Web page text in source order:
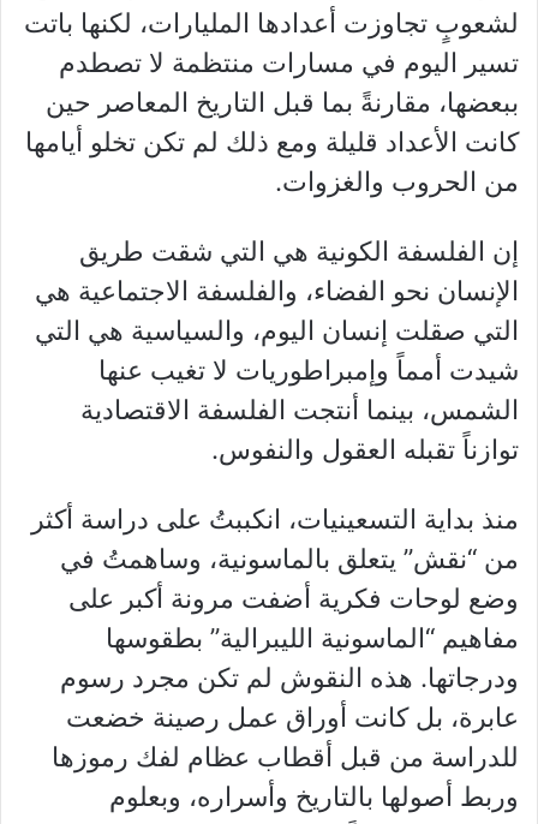
لشعوبٍ تجاوزت أعدادها المليارات، لكنها باتت
تسير اليوم في مسارات منتظمة لا تصطدم
ببعضها، مقارنةً بما قبل التاريخ المعاصر حين
كانت الأعداد قليلة ومع ذلك لم تكن تخلو أيامها
من الحروب والغزوات.
إن الفلسفة الكونية هي التي شقت طريق
الإنسان نحو الفضاء، والفلسفة الاجتماعية هي
التي صقلت إنسان اليوم، والسياسية هي التي
شيدت أمماً وإمبراطوريات لا تغيب عنها
الشمس، بينما أنتجت الفلسفة الاقتصادية
توازناً تقبله العقول والنفوس.
منذ بداية التسعينيات، انكببتُ على دراسة أكثر
من “نقش” يتعلق بالماسونية، وساهمتُ في
وضع لوحات فكرية أضفت مرونة أكبر على
مفاهيم “الماسونية الليبرالية” بطقوسها
ودرجاتها. هذه النقوش لم تكن مجرد رسوم
عابرة، بل كانت أوراق عمل رصينة خضعت
للدراسة من قبل أقطاب عظام لفك رموزها
وربط أصولها بالتاريخ وأسراره، وبعلوم